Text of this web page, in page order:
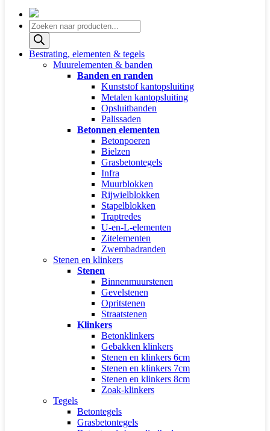
Producten
zoeken
Bestrating, elementen & tegels
Muurelementen & banden
Banden en randen
Kunststof kantopsluiting
Metalen kantopsluiting
Opsluitbanden
Palissaden
Betonnen elementen
Betonpoeren
Bielzen
Grasbetontegels
Infra
Muurblokken
Rijwielblokken
Stapelblokken
Traptredes
U-en-L-elementen
Zitelementen
Zwembadranden
Stenen en klinkers
Stenen
Binnenmuurstenen
Gevelstenen
Opritstenen
Straatstenen
Klinkers
Betonklinkers
Gebakken klinkers
Stenen en klinkers 6cm
Stenen en klinkers 7cm
Stenen en klinkers 8cm
Zoak-klinkers
Tegels
Betontegels
Grasbetontegels